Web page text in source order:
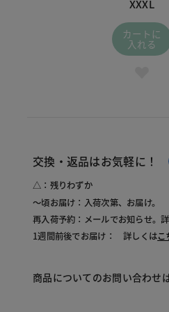
XXXL
カートに
入れる
交換・返品はお気軽に！
△：残りわずか
～頃お届け：入荷次第、お届け。
再入荷予約：メールでお知らせ。
1週間前後でお届け： 詳しくはこ
商品についてのお問い合わせ